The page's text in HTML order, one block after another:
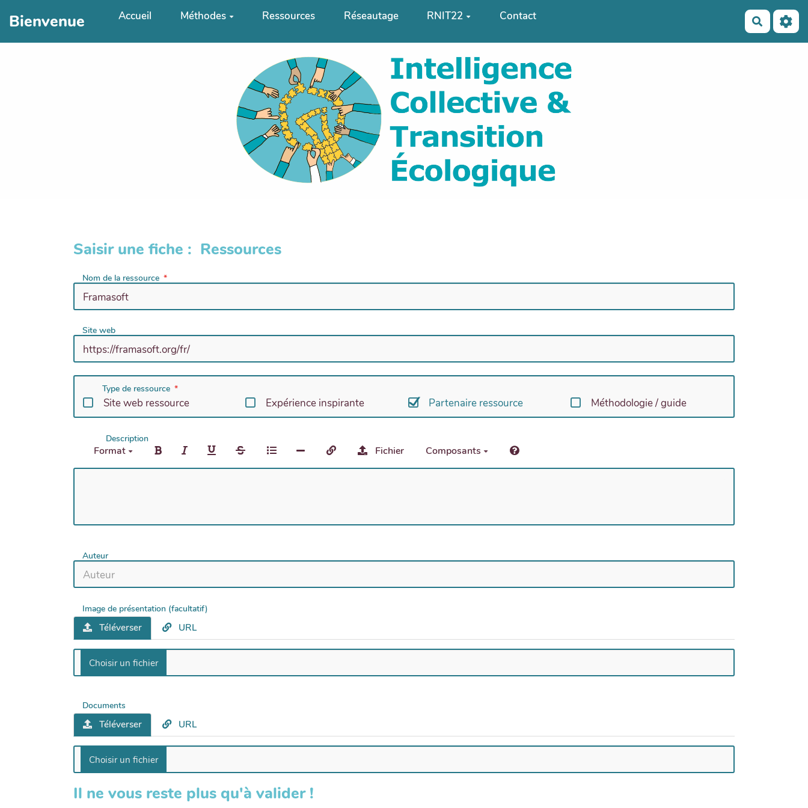
Aller au contenu principal
Bienvenue Accueil Méthodes Ressources Réseautage RNIT22 Contact
Saisir une fiche : Ressources
Nom de la ressource
Site web
Type de ressource
Site web ressource Expérience inspirante Partenaire ressource Méthodologie / guide
Description
Format Fichier Composants
Auteur
Image de présentation (facultatif)
Téléverser URL
Documents
Téléverser URL
Il ne vous reste plus qu'à valider !